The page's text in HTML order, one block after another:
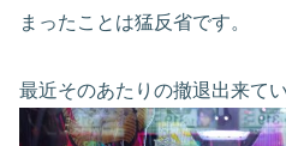
まったことは猛反省です。
最近そのあたりの撤退出来て